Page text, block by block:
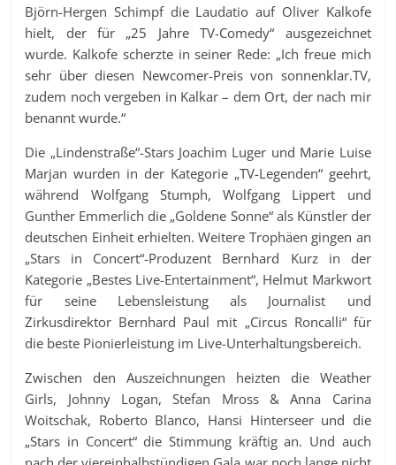
Björn-Hergen Schimpf die Laudatio auf Oliver Kalkofe
hielt, der für „25 Jahre TV-Comedy“ ausgezeichnet
wurde. Kalkofe scherzte in seiner Rede: „Ich freue mich
sehr über diesen Newcomer-Preis von sonnenklar.TV,
zudem noch vergeben in Kalkar – dem Ort, der nach mir
benannt wurde.“
Die „Lindenstraße“-Stars Joachim Luger und Marie Luise
Marjan wurden in der Kategorie „TV-Legenden“ geehrt,
während Wolfgang Stumph, Wolfgang Lippert und
Gunther Emmerlich die „Goldene Sonne“ als Künstler der
deutschen Einheit erhielten. Weitere Trophäen gingen an
„Stars in Concert“-Produzent Bernhard Kurz in der
Kategorie „Bestes Live-Entertainment“, Helmut Markwort
für seine Lebensleistung als Journalist und
Zirkusdirektor Bernhard Paul mit „Circus Roncalli“ für
die beste Pionierleistung im Live-Unterhaltungsbereich.
Zwischen den Auszeichnungen heizten die Weather
Girls, Johnny Logan, Stefan Mross & Anna Carina
Woitschak, Roberto Blanco, Hansi Hinterseer und die
„Stars in Concert“ die Stimmung kräftig an. Und auch